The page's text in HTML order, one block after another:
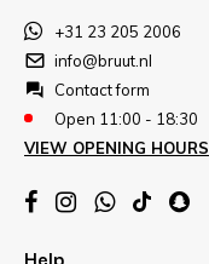
+31 23 205 2006
info@bruut.nl
Contact form
Open 11:00 - 18:30
VIEW OPENING HOURS
Help